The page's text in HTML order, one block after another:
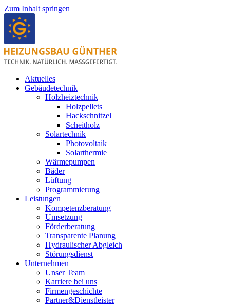
Zum Inhalt springen
Aktuelles
Gebäudetechnik
Holzheiztechnik
Holzpellets
Hackschnitzel
Scheitholz
Solartechnik
Photovoltaik
Solarthermie
Wärmepumpen
Bäder
Lüftung
Programmierung
Leistungen
Kompetenzberatung
Umsetzung
Förderberatung
Transparente Planung
Hydraulischer Abgleich
Störungsdienst
Unternehmen
Unser Team
Karriere bei uns
Firmengeschichte
Partner&Dienstleister